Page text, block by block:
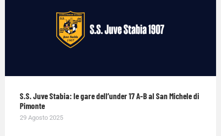
S.S. Juve Stabia: le gare dell’under 17 A-B al San Michele di
Pimonte
29 Agosto 2025